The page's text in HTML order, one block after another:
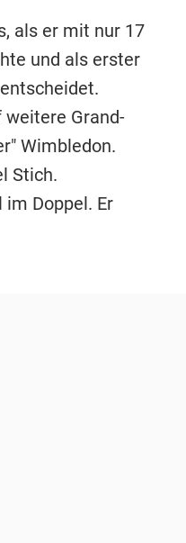
als er mit nur 17
und als erster
Grand-
Wimbledon.
Stich.
Doppel. Er